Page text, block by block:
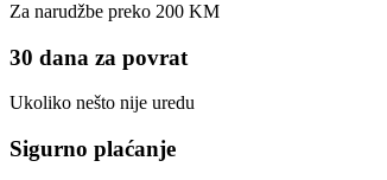
Za narudžbe preko 200 KM
30 dana za povrat
Ukoliko nešto nije uredu
Sigurno plaćanje